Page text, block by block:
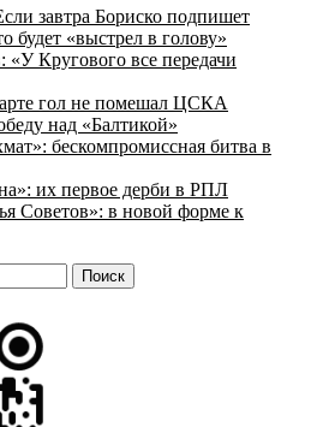
завтра Бориско подпишет
будет «выстрел в голову»
Кругового все передачи
гол не помешал ЦСКА
над «Балтикой»
бескомпромиссная битва в
их первое дерби в РПЛ
Советов»: в новой форме к